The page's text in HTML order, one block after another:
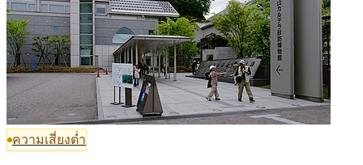
ความเสี่ยงต่ำ